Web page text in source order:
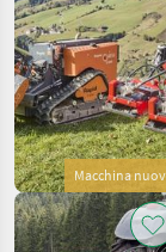
Macchina